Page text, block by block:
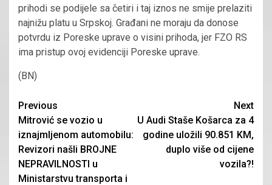
prihodi se podijele sa četiri i taj iznos ne smije prelaziti
najnižu platu u Srpskoj. Građani ne moraju da donose
potvrdu iz Poreske uprave o visini prihoda, jer FZO RS
ima pristup ovoj evidenciji Poreske uprave.
(BN)
Continue
Reading
Previous
Mitrović se vozio u
iznajmljenom automobilu:
Revizori našli BROJNE
NEPRAVILNOSTI u
Ministarstvu transporta i
Next
U Audi Staše Košarca za 4
godine uložili 90.851 KM,
duplo više od cijene
vozila?!